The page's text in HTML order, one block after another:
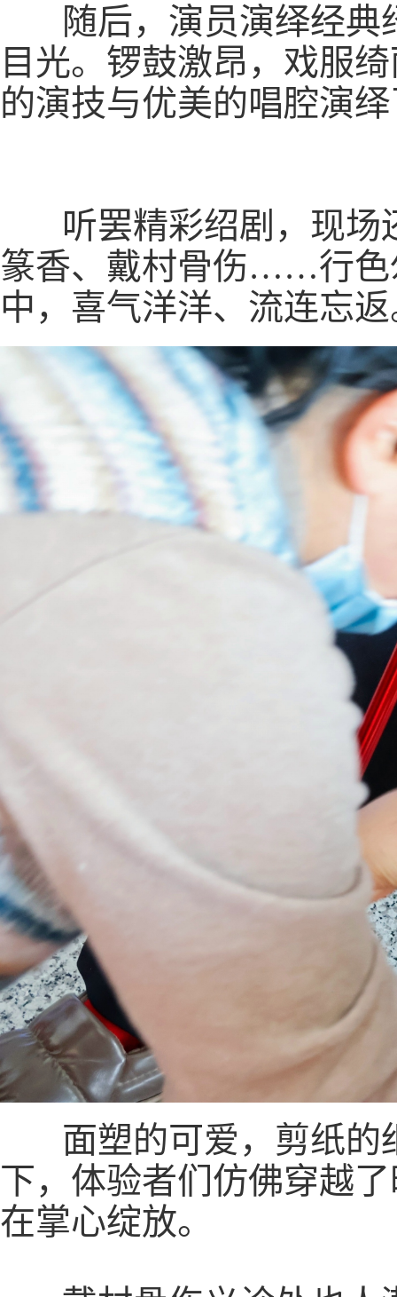
随后，演员演绎经典
目光。锣鼓激昂，戏服
的演技与优美的唱腔演
听罢精彩绍剧，现场
篆香、戴村骨伤……行色
中，喜气洋洋、流连忘
面塑的可爱，剪纸的
下，体验者们仿佛穿越
在掌心绽放。